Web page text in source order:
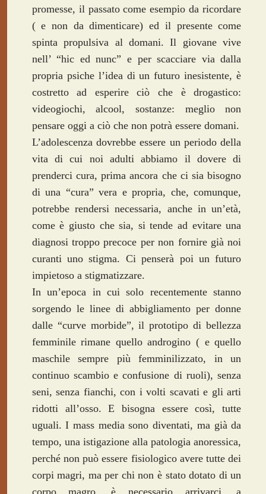
promesse, il passato come esempio da ricordare
( e non da dimenticare) ed il presente come
spinta propulsiva al domani. Il giovane vive
nell’ “hic ed nunc” e per scacciare via dalla
propria psiche l’idea di un futuro inesistente, è
costretto ad esperire ciò che è drogastico:
videogiochi, alcool, sostanze: meglio non
pensare oggi a ciò che non potrà essere domani.
L’adolescenza dovrebbe essere un periodo della
vita di cui noi adulti abbiamo il dovere di
prenderci cura, prima ancora che ci sia bisogno
di una “cura” vera e propria, che, comunque,
potrebbe rendersi necessaria, anche in un’età,
come è giusto che sia, si tende ad evitare una
diagnosi troppo precoce per non fornire già noi
curanti uno stigma. Ci penserà poi un futuro
impietoso a stigmatizzare.
In un’epoca in cui solo recentemente stanno
sorgendo le linee di abbigliamento per donne
dalle “curve morbide”, il prototipo di bellezza
femminile rimane quello androgino ( e quello
maschile sempre più femminilizzato, in un
continuo scambio e confusione di ruoli), senza
seni, senza fianchi, con i volti scavati e gli arti
ridotti all’osso. E bisogna essere così, tutte
uguali. I mass media sono diventati, ma già da
tempo, una istigazione alla patologia anoressica,
perché non può essere fisiologico avere tutte dei
corpi magri, ma per chi non è stato dotato di un